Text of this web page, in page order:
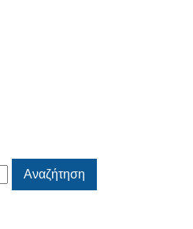
Αναζήτηση